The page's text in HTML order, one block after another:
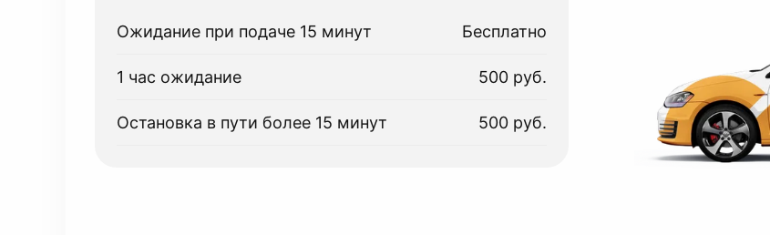
Ожидание при подаче 15 минут Бесплатно
1 час ожидание 500 руб.
Остановка в пути более 15 минут 500 руб.